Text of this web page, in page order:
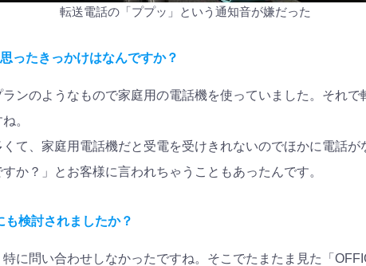
転送電話の「ププッ」という通知音が嫌だった
ったきっかけはなんですか？
ンのようなもので家庭用の電話機を使っていました。それ
。
て、家庭用電話機だと受電を受けきれないのでほかに電話
か？」とお客様に言われちゃうこともあったんです。
検討されましたか？
に問い合わせしなかったですね。そこでたまたま見た「